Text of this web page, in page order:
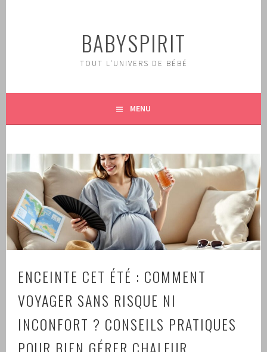
BABYSPIRIT
TOUT L'UNIVERS DE BÉBÉ
MENU
ENCEINTE CET ÉTÉ : COMMENT
VOYAGER SANS RISQUE NI
INCONFORT ? CONSEILS PRATIQUES